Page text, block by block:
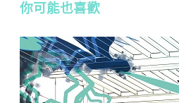
你可能也喜歡